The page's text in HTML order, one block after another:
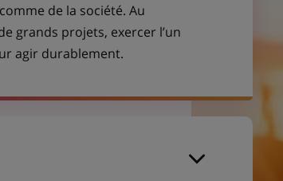
de la société. Au
grands projets, exercer l’un
agir durablement.